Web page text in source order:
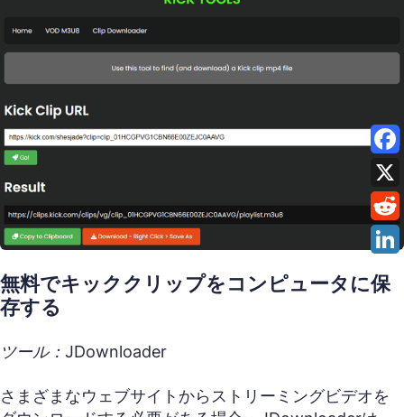
無料でキッククリップをコンピュータに保
存する
ツール：JDownloader
さまざまなウェブサイトからストリーミングビデオを